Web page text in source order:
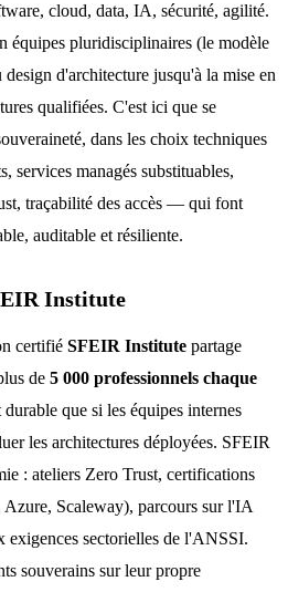
cloud, data, IA, sécurité, agilité.
équipes pluridisciplinaires (le modèle
design d'architecture jusqu'à la mise en
qualifiées. C'est ici que se
dans les choix techniques
managés substituables,
traçabilité des accès — qui font
auditable et résiliente.
Institute
certifié SFEIR Institute partage
de 5 000 professionnels chaque
que si les équipes internes
les architectures déployées. SFEIR
: ateliers Zero Trust, certifications
Scaleway), parcours sur l'IA
exigences sectorielles de l'ANSSI.
souverains sur leur propre